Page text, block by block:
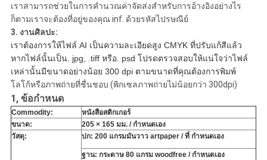
เราสามารถช่วยในการคำนวณค่าจัดส่งสำหรับการอ้างอิงอย่างไร
ก็ตามเราจะต้องที่อยู่ของคุณ inf. ด้วยรหัสไปรษณีย์
3. งานศิลปะ:
เราต้องการให้ไฟล์ AI เป็นความละเอียดสูง CMYK ที่ปรับแก้สีแล้ว
หากไฟล์นั้นเป็น. jpg, .tiff หรือ. psd โปรดตรวจสอบให้แน่ใจว่าไฟล์
เหล่านั้นมีขนาดอย่างน้อย 300 dpi ตามขนาดที่คุณต้องการพิมพ์
โลโก้หรือภาพถ่ายที่ชื่นชอบ (พิกเซลภาพถ่ายไม่น้อยกว่า 300dpi)
1, ข้อกำหนด
Commodity:
หนังสือสติกเกอร์
ขนาด:
205 × 165 มม. / กำหนดเอง
วัสดุ:
ปก: 200 แกรมมันวาว artpaper/ ที่ กำหนดเอง
ฐาน: กระดาษ 80 แกรม woodfree /กำหนดเอง